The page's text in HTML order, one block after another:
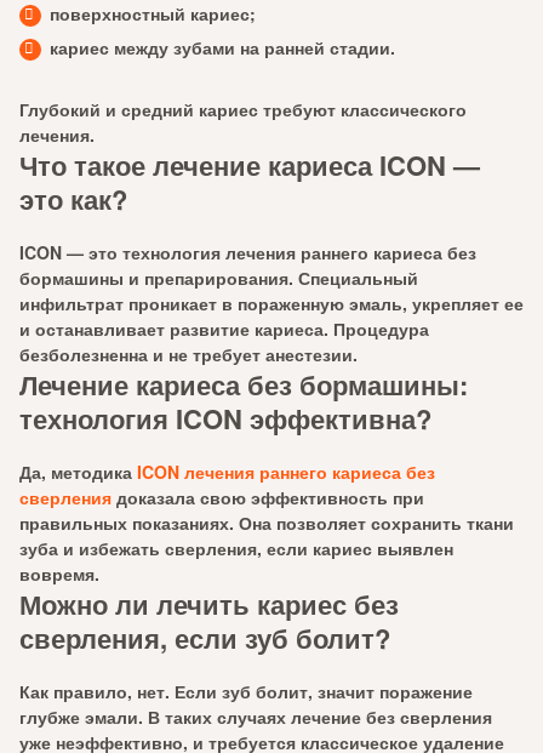
поверхностный кариес;
кариес между зубами на ранней стадии.
Глубокий и средний кариес требуют классического
лечения.
Что такое лечение кариеса ICON —
это как?
ICON — это технология лечения раннего кариеса без
бормашины и препарирования. Специальный
инфильтрат проникает в пораженную эмаль, укрепляет ее
и останавливает развитие кариеса. Процедура
безболезненна и не требует анестезии.
Лечение кариеса без бормашины:
технология ICON эффективна?
Да, методика ICON лечения раннего кариеса без
сверления доказала свою эффективность при
правильных показаниях. Она позволяет сохранить ткани
зуба и избежать сверления, если кариес выявлен
вовремя.
Можно ли лечить кариес без
сверления, если зуб болит?
Как правило, нет. Если зуб болит, значит поражение
глубже эмали. В таких случаях лечение без сверления
уже неэффективно, и требуется классическое удаление